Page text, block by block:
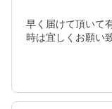
早く届けて頂いて
時は宜しくお願い